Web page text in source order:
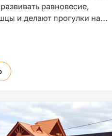
равновесие,
и делают прогулки на
малыша и его